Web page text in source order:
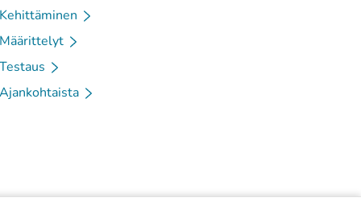
Kehittäminen
Määrittelyt
Testaus
Ajankohtaista